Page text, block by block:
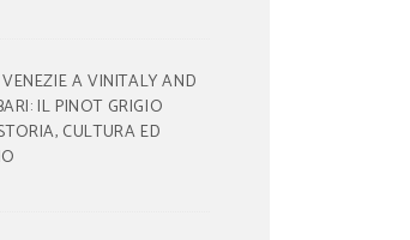
A VINITALY AND
IL PINOT GRIGIO
CULTURA ED